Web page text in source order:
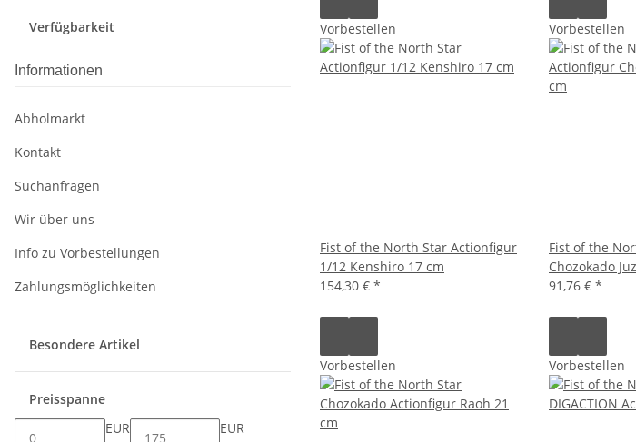
Vorbestellen
Fist of the North Star Actionfigur
1/12 Kenshiro 17 cm
154,30 € *
Vorbestellen
Fist of the
Chozokado
91,76 € *
Vorbestellen Vorbestellen
Verfügbarkeit
Informationen
Abholmarkt
Kontakt
Suchanfragen
Wir über uns
Info zu Vorbestellungen
Zahlungsmöglichkeiten
Besondere Artikel
Preisspanne
EUR
EUR